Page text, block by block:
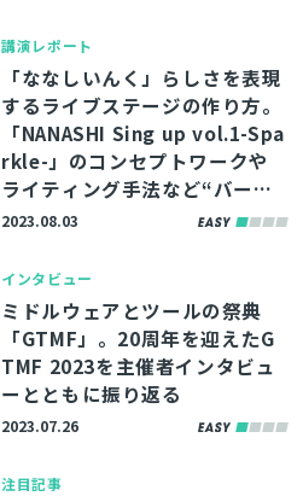
講演レポート
「ななしいんく」らしさを表現
するライブステージの作り方。
「NANASHI Sing up vol.1-Spa
rkle-」のコンセプトワークや
ライティング手法など“バーチ
ャルライブ制作の裏側”を徹底
2023.08.03
インタビュー
ミドルウェアとツールの祭典
「GTMF」。20周年を迎えたG
TMF 2023を主催者インタビュ
ーとともに振り返る
2023.07.26
注目記事